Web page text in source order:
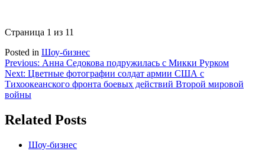
Страница 1 из 11
Posted in Шоу-бизнес
Навигация
по
записям
Previous: Анна Седокова подружилась с Микки Рурком
Next: Цветные фотографии солдат армии США с
Тихоокеанского фронта боевых действий Второй мировой
войны
Related Posts
Шоу-бизнес